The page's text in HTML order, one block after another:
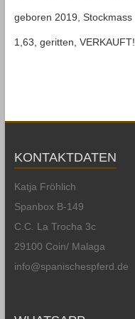
geboren 2019, Stockmass
1,63, geritten, VERKAUFT!
KONTAKTDATEN
Katja Fröhlich
Spanbox B-149
C.C. La Trocha 3c
29100 Coin/ Malaga
info@spanischespferd.de